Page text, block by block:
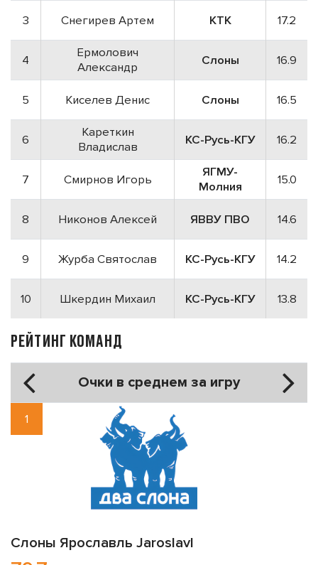
3 Снегирев Артем КТК 17.2
4
Ермолович
Александр
Слоны 16.9
5 Киселев Денис Слоны 16.5
6
Кареткин
Владислав
КС-Русь-КГУ 16.2
7 Смирнов Игорь
ЯГМУ-
Молния
15.0
8 Никонов Алексей ЯВВУ ПВО 14.6
9 Журба Святослав КС-Русь-КГУ 14.2
10 Шкердин Михаил КС-Русь-КГУ 13.8
РЕЙТИНГ КОМАНД
Очки в среднем за игру
1
Слоны Ярославль Jaroslavl